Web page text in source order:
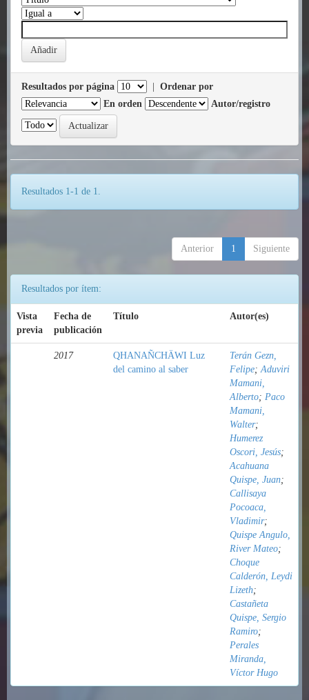
Resultados por página
Ordenar por
En orden
Autor/registro
Resultados 1-1 de 1.
Anterior 1 Siguiente
Resultados por ítem:
Vista
previa
Fecha de
publicación
Título Autor(es)
2017
QHANAÑCHÄWI Luz
del camino al saber
Terán Gezn,
Felipe;Aduviri
Mamani,
Alberto; Paco
Mamani,
Walter;
Humerez
Oscori, Jesús;
Acahuana
Quispe, Juan;
Callisaya
Pocoaca,
Vladimir;
Quispe Angulo,
River Mateo;
Choque
Calderón, Leydi
Lizeth;
Castañeta
Quispe, Sergio
Ramiro;
Perales
Miranda,
Víctor Hugo